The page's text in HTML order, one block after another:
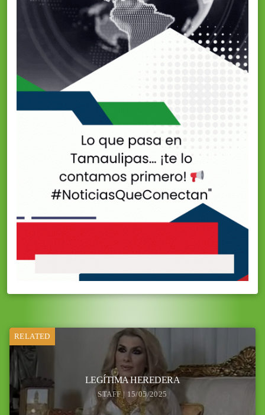
RELATED
LEGÍTIMA HEREDERA
STAFF | 15/05/2025